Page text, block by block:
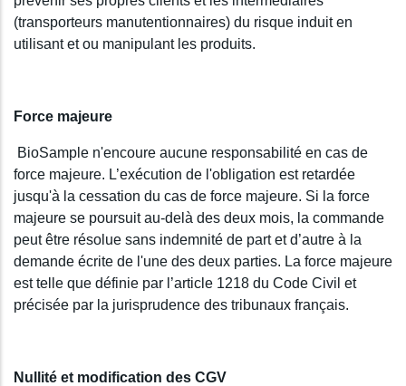
(transporteurs manutentionnaires) du risque induit en
utilisant et ou manipulant les produits.
Force majeure
BioSample n'encoure aucune responsabilité en cas de
force majeure. L’exécution de l'obligation est retardée
jusqu'à la cessation du cas de force majeure. Si la force
majeure se poursuit au-delà des deux mois, la commande
peut être résolue sans indemnité de part et d’autre à la
demande écrite de l'une des deux parties. La force majeure
est telle que définie par l’article 1218 du Code Civil et
précisée par la jurisprudence des tribunaux français.
Nullité et modification des CGV